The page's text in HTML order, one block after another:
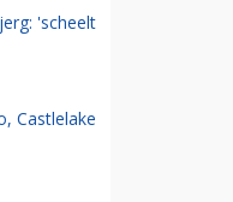
'scheelt
Castlelake